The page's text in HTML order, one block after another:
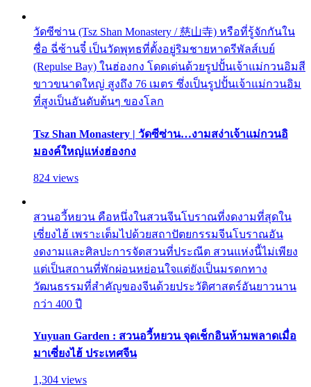
วัดซีซ่าน (Tsz Shan Monastery / 慈山寺) หรือที่รู้จักกันใน
ชื่อ ฉี่ซ้านจี๋ เป็นวัดพุทธที่ตั้งอยู่ริมชายหาดรีพัลส์เบย์
(Repulse Bay) ในฮ่องกง โดดเด่นด้วยรูปปั้นเจ้าแม่กวนอิมสี
ขาวขนาดใหญ่ สูงถึง 76 เมตร ซึ่งเป็นรูปปั้นเจ้าแม่กวนอิม
ที่สูงเป็นอันดับต้นๆ ของโลก
Tsz Shan Monastery | วัดซีซ่าน…งามสง่าเจ้าแม่กวนอิ
มองค์ใหญ่แห่งฮ่องกง
824 views
สวนอวี้หยวน คือหนึ่งในสวนจีนโบราณที่งดงามที่สุดใน
เซี่ยงไฮ้ เพราะเต็มไปด้วยสถาปัตยกรรมจีนโบราณอัน
งดงามและศิลปะการจัดสวนที่ประณีต สวนแห่งนี้ไม่เพียง
แต่เป็นสถานที่พักผ่อนหย่อนใจแต่ยังเป็นมรดกทาง
วัฒนธรรมที่สำคัญของจีนด้วยประวัติศาสตร์อันยาวนาน
กว่า 400 ปี
Yuyuan Garden : สวนอวี้หยวน จุดเช็กอินห้ามพลาดเมื่อ
มาเซี่ยงไฮ้ ประเทศจีน
1,304 views